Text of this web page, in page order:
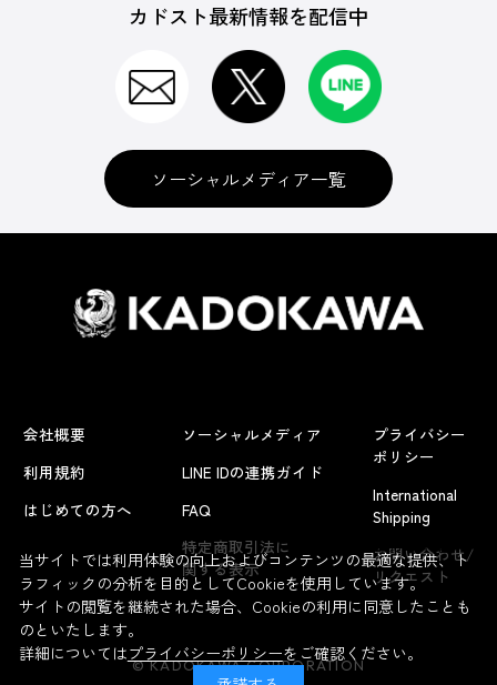
よくあるお問い合わせ
カドスト最新情報を配信中
ソーシャルメディア一覧
会社概要
利用規約
はじめての方へ
ソーシャルメディア
LINE IDの連携ガイド
FAQ
特定商取引法に
関する表示
プライバシー
ポリシー
International
Shipping
お問い合わせ/
リクエスト
© KADOKAWA CORPORATION
当サイトでは利用体験の向上およびコンテンツの最適な提供、ト
ラフィックの分析を目的としてCookieを使用しています。
サイトの閲覧を継続された場合、Cookieの利用に同意したことも
のといたします。
詳細についてはプライバシーポリシーをご確認ください。